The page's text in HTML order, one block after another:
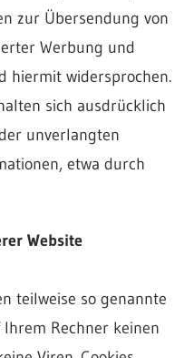
zur Übersendung von
Werbung und
hiermit widersprochen.
sich ausdrücklich
unverlangten
etwa durch
Website
teilweise so genannte
Ihrem Rechner keinen